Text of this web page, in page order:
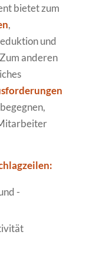
bietet zum
,
und
anderen
-